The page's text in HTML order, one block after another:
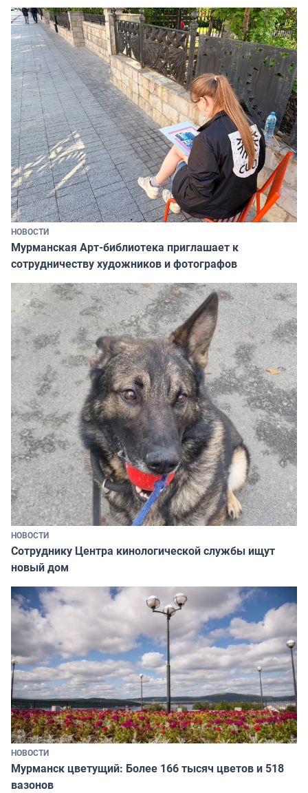
НОВОСТИ
Мурманская Арт-библиотека приглашает к
сотрудничеству художников и фотографов
НОВОСТИ
Сотруднику Центра кинологической службы ищут
новый дом
НОВОСТИ
Мурманск цветущий: Более 166 тысяч цветов и 518
вазонов